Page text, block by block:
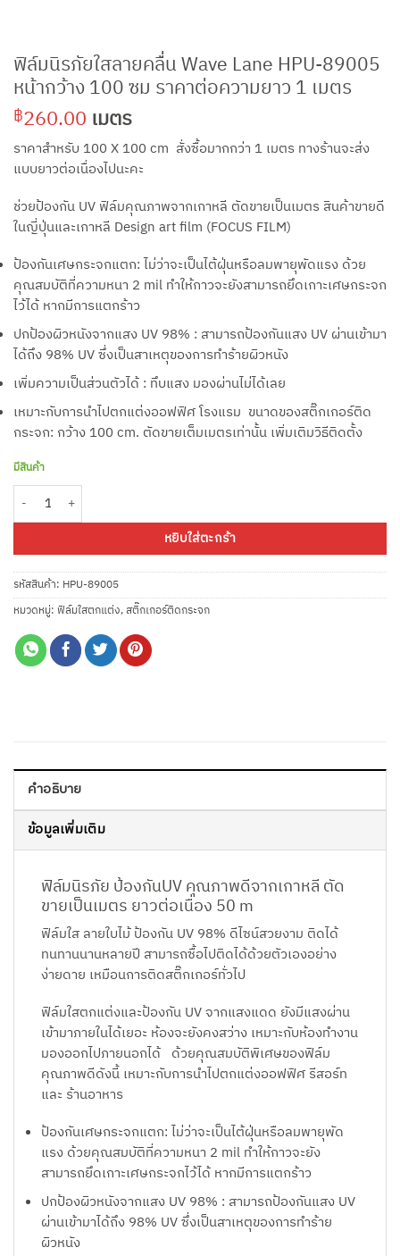
ฟิล์มนิรภัยใสลายคลื่น Wave Lane HPU-89005
หน้ากว้าง 100 ซม ราคาต่อความยาว 1 เมตร
฿260.00 เมตร
ราคาสำหรับ 100 X 100 cm สั่งซื้อมากกว่า 1 เมตร ทางร้านจะส่ง
แบบยาวต่อเนื่องไปนะคะ
ช่วยป้องกัน UV ฟิล์มคุณภาพจากเกาหลี ตัดขายเป็นเมตร สินค้าขายดี
ในญี่ปุ่นและเกาหลี Design art film (FOCUS FILM)
ป้องกันเศษกระจกแตก: ไม่ว่าจะเป็นไต้ฝุ่นหรือลมพายุพัดแรง ด้วย
คุณสมบัติที่ความหนา 2 mil ทำให้กาวจะยังสามารถยึดเกาะเศษกระจก
ไว้ได้ หากมีการแตกร้าว
ปกป้องผิวหนังจากแสง UV 98% : สามารถป้องกันแสง UV ผ่านเข้ามา
ได้ถึง 98% UV ซึ่งเป็นสาเหตุของการทำร้ายผิวหนัง
เพิ่มความเป็นส่วนตัวได้ : ทึบแสง มองผ่านไม่ได้เลย
เหมาะกับการนำไปตกแต่งออฟฟิศ โรงแรม ขนาดของสติ๊กเกอร์ติด
กระจก: กว้าง 100 cm. ตัดขายเต็มเมตรเท่านั้น เพิ่มเติมวิธีติดตั้ง
มีสินค้า
จำนวน ฟิล์มนิรภัยใสลายคลื่น Wave Lane HPU-89005 หน้ากว้าง 100 ซม ราคา
หยิบใส่ตะกร้า
รหัสสินค้า: HPU-89005
หมวดหมู่: ฟิล์มใสตกแต่ง,สติ๊กเกอร์ติดกระจก
คำอธิบาย
ข้อมูลเพิ่มเติม
ฟิล์มนิรภัย ป้องกันUV คุณภาพดีจากเกาหลี ตัด
ขายเป็นเมตร ยาวต่อเนื่อง 50 m
ฟิล์มใส ลายใบไม้ ป้องกัน UV 98% ดีไซน์สวยงาม ติดได้
ทนทานนานหลายปี สามารถซื้อไปติดได้ด้วยตัวเองอย่าง
ง่ายดาย เหมือนการติดสติ๊กเกอร์ทั่วไป
ฟิล์มใสตกแต่งและป้องกัน UV จากแสงแดด ยังมีแสงผ่าน
เข้ามาภายในได้เยอะ ห้องจะยังคงสว่าง เหมาะกับห้องทำงาน
มองออกไปภายนอกได้ ด้วยคุณสมบัติพิเศษของฟิล์ม
คุณภาพดีดังนี้ เหมาะกับการนำไปตกแต่งออฟฟิศ รีสอร์ท
และ ร้านอาหาร
ป้องกันเศษกระจกแตก: ไม่ว่าจะเป็นไต้ฝุ่นหรือลมพายุพัด
แรง ด้วยคุณสมบัติที่ความหนา 2 mil ทำให้กาวจะยัง
สามารถยึดเกาะเศษกระจกไว้ได้ หากมีการแตกร้าว
ปกป้องผิวหนังจากแสง UV 98% : สามารถป้องกันแสง UV
ผ่านเข้ามาได้ถึง 98% UV ซึ่งเป็นสาเหตุของการทำร้าย
ผิวหนัง